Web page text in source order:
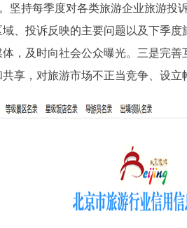
持每季度对各类旅游企业旅游投
、投诉反映的主要问题以及下季
，及时向社会公众曝光。三是完
享，对旅游市场不正当竞争、设立